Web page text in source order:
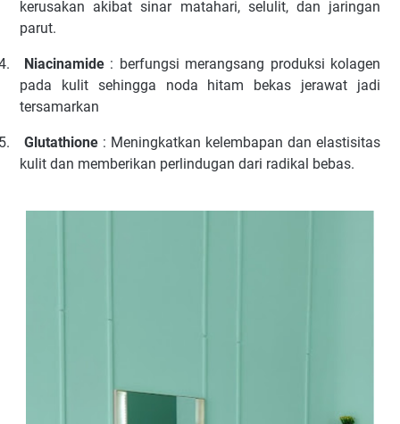
kerusakan akibat sinar matahari, selulit, dan jaringan
parut.
Niacinamide: berfungsi merangsang produksi kolagen
pada kulit sehingga noda hitam bekas jerawat jadi
tersamarkan
Glutathione: Meningkatkan kelembapan dan elastisitas
kulit dan memberikan perlindugan dari radikal bebas.